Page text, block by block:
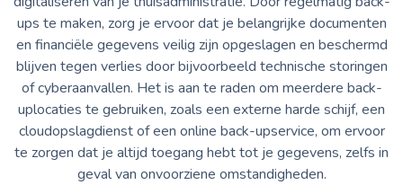
ups te maken, zorg je ervoor dat je belangrijke documenten
en financiële gegevens veilig zijn opgeslagen en beschermd
blijven tegen verlies door bijvoorbeeld technische storingen
of cyberaanvallen. Het is aan te raden om meerdere back-
uplocaties te gebruiken, zoals een externe harde schijf, een
cloudopslagdienst of een online back-upservice, om ervoor
te zorgen dat je altijd toegang hebt tot je gegevens, zelfs in
geval van onvoorziene omstandigheden.